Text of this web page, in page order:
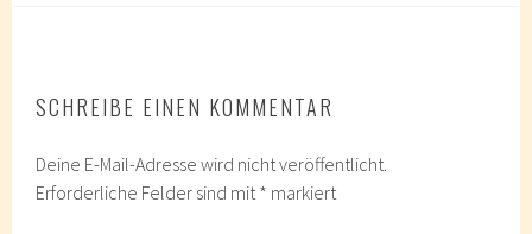
SCHREIBE EINEN KOMMENTAR
Deine E-Mail-Adresse wird nicht veröffentlicht.
Erforderliche Felder sind mit* markiert